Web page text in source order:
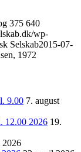
375 640
wp-
Selskab2015-07-
1972
9.00 7. august
12.00 2026 19.
2026